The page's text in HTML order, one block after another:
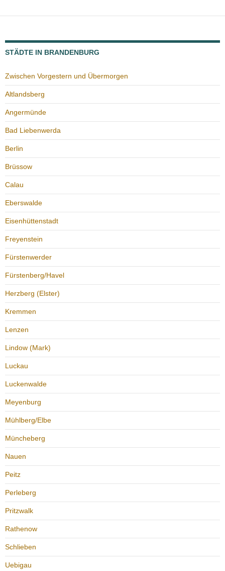
STÄDTE IN BRANDENBURG
Zwischen Vorgestern und Übermorgen
Altlandsberg
Angermünde
Bad Liebenwerda
Berlin
Brüssow
Calau
Eberswalde
Eisenhüttenstadt
Freyenstein
Fürstenwerder
Fürstenberg/Havel
Herzberg (Elster)
Kremmen
Lenzen
Lindow (Mark)
Luckau
Luckenwalde
Meyenburg
Mühlberg/Elbe
Müncheberg
Nauen
Peitz
Perleberg
Pritzwalk
Rathenow
Schlieben
Uebigau